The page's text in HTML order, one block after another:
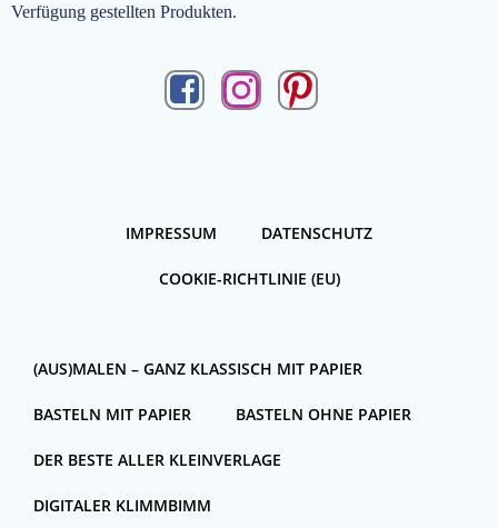
Verfügung gestellten Produkten.
IMPRESSUM DATENSCHUTZ
COOKIE-RICHTLINIE (EU)
(AUS)MALEN – GANZ KLASSISCH MIT PAPIER
BASTELN MIT PAPIER BASTELN OHNE PAPIER
DER BESTE ALLER KLEINVERLAGE
DIGITALER KLIMMBIMM